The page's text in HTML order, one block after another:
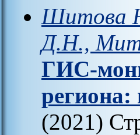
Шитова
Д.Н.,
ГИС-
региона:
(2021)